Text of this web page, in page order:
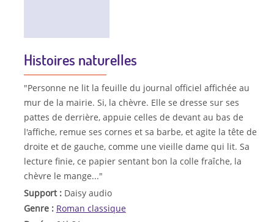
Histoires naturelles
"Personne ne lit la feuille du journal officiel affichée au
mur de la mairie. Si, la chèvre. Elle se dresse sur ses
pattes de derrière, appuie celles de devant au bas de
l'affiche, remue ses cornes et sa barbe, et agite la tête de
droite et de gauche, comme une vieille dame qui lit. Sa
lecture finie, ce papier sentant bon la colle fraîche, la
chèvre le mange..."
Support : Daisy audio
Genre : Roman classique